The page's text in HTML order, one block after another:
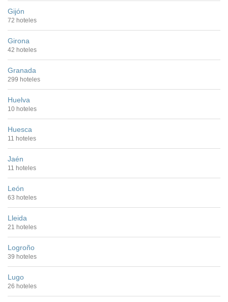
Gijón
72 hoteles
Girona
42 hoteles
Granada
299 hoteles
Huelva
10 hoteles
Huesca
11 hoteles
Jaén
11 hoteles
León
63 hoteles
Lleida
21 hoteles
Logroño
39 hoteles
Lugo
26 hoteles